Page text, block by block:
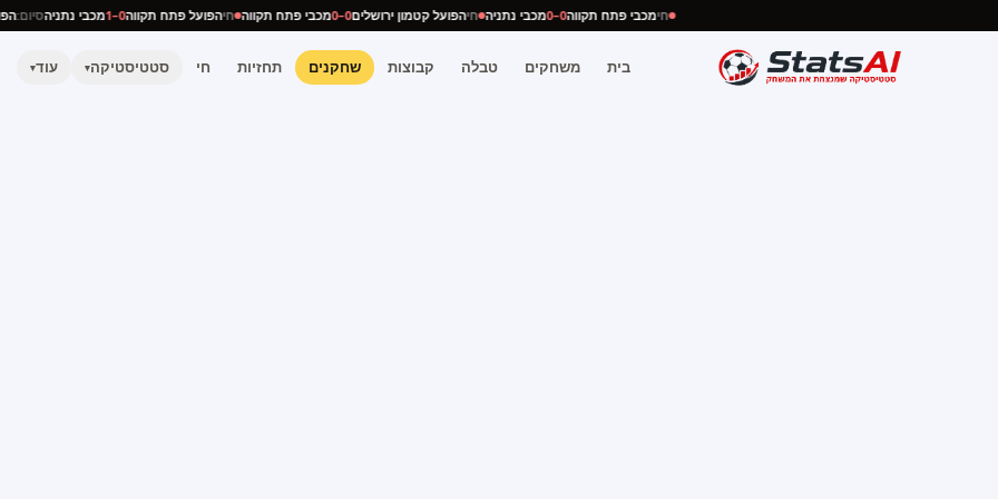
חימכבי פתח תקווה0–0 מכבי נתניה חיהפועל קטמון ירושלים0–0 מכבי פתח תקווה חיהפועל פתח תקווה0–1 מכבי נתניהסיום:
בית משחקים טבלה קבוצות שחקנים תחזיות חי סטטיסטיקה▾ עוד▾